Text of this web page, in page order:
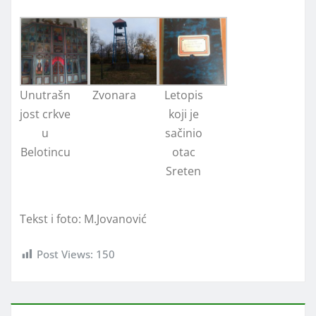
Unutrašn
jost crkve
u
Belotincu
Zvonara
Letopis
koji je
sačinio
otac
Sreten
Tekst i foto: M.Jovanović
Post Views: 150